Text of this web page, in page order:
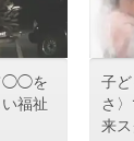
◯◯を
福祉
子
さ
来ス